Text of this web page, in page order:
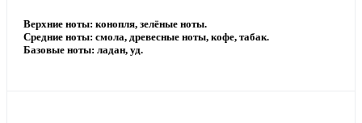
Верхние ноты: конопля, зелёные ноты.
Средние ноты: cмола, древесные ноты, кофе, табак.
Базовые ноты: ладан, уд.